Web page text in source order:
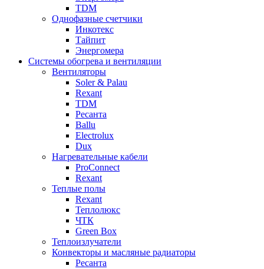
TDM
Однофазные счетчики
Инкотекс
Тайпит
Энергомера
Системы обогрева и вентиляции
Вентиляторы
Soler & Palau
Rexant
TDM
Ресанта
Ballu
Electrolux
Dux
Нагревательные кабели
ProConnect
Rexant
Теплые полы
Rexant
Теплолюкс
ЧТК
Green Box
Теплоизлучатели
Конвекторы и масляные радиаторы
Ресанта